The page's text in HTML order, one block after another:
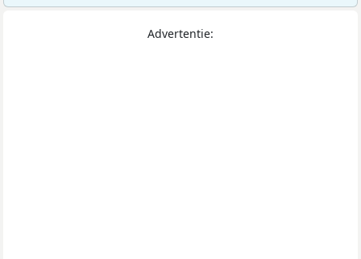
Advertentie: